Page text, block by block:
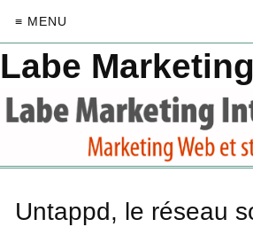
≡ MENU
Labe
Untappd, le réseau